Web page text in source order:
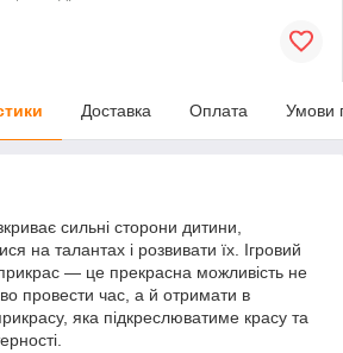
Доставка Оплата Умови
сильні сторони дитини,
на талантах і розвивати їх. Ігровий
— це прекрасна можливість не
провести час, а й отримати в
яка підкреслюватиме красу та